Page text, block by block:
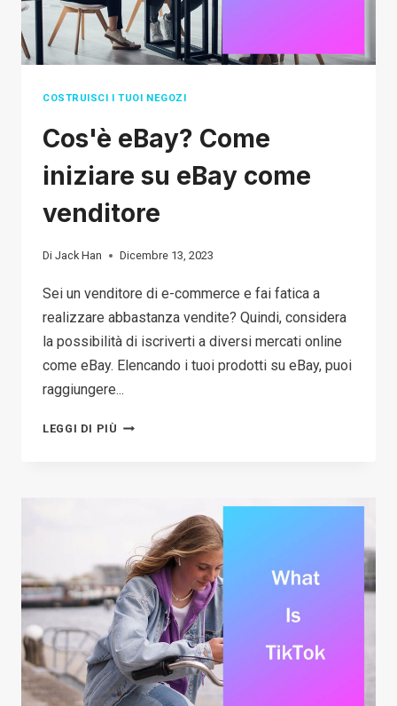
COSTRUISCI I TUOI NEGOZI
Cos'è eBay? Come
iniziare su eBay come
venditore
Di Jack Han Dicembre 13, 2023
Sei un venditore di e-commerce e fai fatica a
realizzare abbastanza vendite? Quindi, considera
la possibilità di iscriverti a diversi mercati online
come eBay. Elencando i tuoi prodotti su eBay, puoi
raggiungere...
LEGGI DI PIÙ COS'È
EBAY
COME
VENDITORE